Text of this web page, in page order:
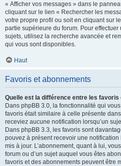
« Afficher vos messages » dans le
cliquant sur le lien « Rechercher les
votre propre profil ou soit en cliquant sur
partie supérieure du forum. Pour
sujets, utilisez la recherche avancée et
qui vous sont disponibles.
Haut
Favoris et abonnements
Quelle est la différence entre les favoris
Dans phpBB 3.0, la fonctionnalité qui
favoris était similaire à celle présente
receviez aucune notification lorsqu’un
Dans phpBB 3.3, les favoris sont
pouvez à présent recevoir une
mis à jour. L’abonnement, quant à lui,
forum ou d’un sujet auquel vous êtes
favoris et des abonnements peuvent être